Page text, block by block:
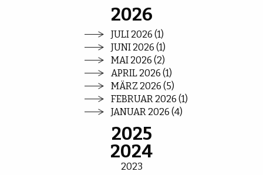
2026
JULI 2026 (1)
JUNI 2026 (1)
MAI 2026 (2)
APRIL 2026 (1)
MÄRZ 2026 (5)
FEBRUAR 2026 (1)
JANUAR 2026 (4)
2025
2024
2023